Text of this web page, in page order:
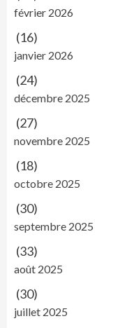
février 2026
(16)
janvier 2026
(24)
décembre 2025
(27)
novembre 2025
(18)
octobre 2025
(30)
septembre 2025
(33)
août 2025
(30)
juillet 2025